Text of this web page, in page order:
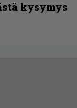
kysymys